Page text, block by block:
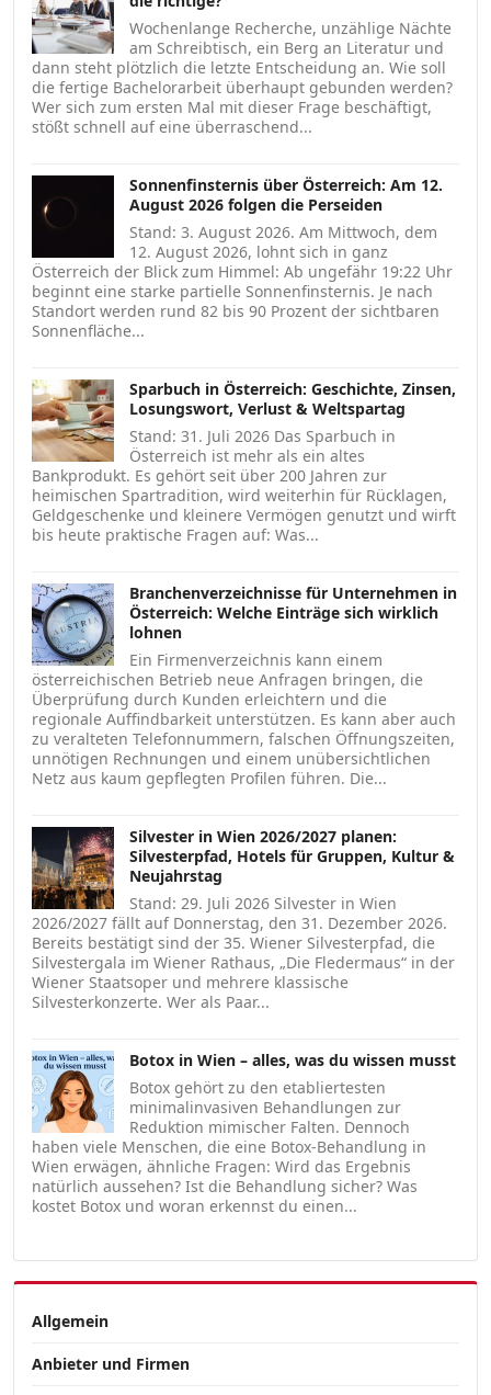
Wochenlange Recherche, unzählige Nächte
am Schreibtisch, ein Berg an Literatur und
dann steht plötzlich die letzte Entscheidung an. Wie soll
die fertige Bachelorarbeit überhaupt gebunden werden?
Wer sich zum ersten Mal mit dieser Frage beschäftigt,
stößt schnell auf eine überraschend...
Sonnenfinsternis über Österreich: Am 12.
August 2026 folgen die Perseiden
Stand: 3. August 2026. Am Mittwoch, dem
12. August 2026, lohnt sich in ganz
Österreich der Blick zum Himmel: Ab ungefähr 19:22 Uhr
beginnt eine starke partielle Sonnenfinsternis. Je nach
Standort werden rund 82 bis 90 Prozent der sichtbaren
Sonnenfläche...
Sparbuch in Österreich: Geschichte, Zinsen,
Losungswort, Verlust & Weltspartag
Stand: 31. Juli 2026 Das Sparbuch in
Österreich ist mehr als ein altes
Bankprodukt. Es gehört seit über 200 Jahren zur
heimischen Spartradition, wird weiterhin für Rücklagen,
Geldgeschenke und kleinere Vermögen genutzt und wirft
bis heute praktische Fragen auf: Was...
Branchenverzeichnisse für Unternehmen in
Österreich: Welche Einträge sich wirklich
lohnen
Ein Firmenverzeichnis kann einem
österreichischen Betrieb neue Anfragen bringen, die
Überprüfung durch Kunden erleichtern und die
regionale Auffindbarkeit unterstützen. Es kann aber auch
zu veralteten Telefonnummern, falschen Öffnungszeiten,
unnötigen Rechnungen und einem unübersichtlichen
Netz aus kaum gepflegten Profilen führen. Die...
Silvester in Wien 2026/2027 planen:
Silvesterpfad, Hotels für Gruppen, Kultur &
Neujahrstag
Stand: 29. Juli 2026 Silvester in Wien
2026/2027 fällt auf Donnerstag, den 31. Dezember 2026.
Bereits bestätigt sind der 35. Wiener Silvesterpfad, die
Silvestergala im Wiener Rathaus, „Die Fledermaus“ in der
Wiener Staatsoper und mehrere klassische
Silvesterkonzerte. Wer als Paar...
Botox in Wien – alles, was du wissen musst
Botox gehört zu den etabliertesten
minimalinvasiven Behandlungen zur
Reduktion mimischer Falten. Dennoch
haben viele Menschen, die eine Botox-Behandlung in
Wien erwägen, ähnliche Fragen: Wird das Ergebnis
natürlich aussehen? Ist die Behandlung sicher? Was
kostet Botox und woran erkennst du einen...
Allgemein
Anbieter und Firmen